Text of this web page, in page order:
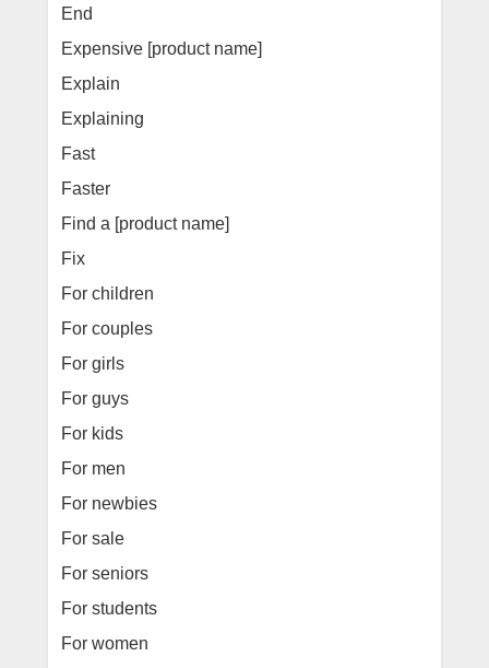
End
Expensive [product name]
Explain
Explaining
Fast
Faster
Find a [product name]
Fix
For children
For couples
For girls
For guys
For kids
For men
For newbies
For sale
For seniors
For students
For women